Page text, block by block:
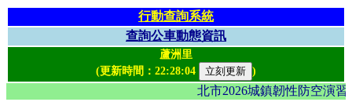
行動查詢系統
查詢公車動態資訊
蘆洲里
(更新時間： 22:28:04 )
北市2026城鎮韌性防空